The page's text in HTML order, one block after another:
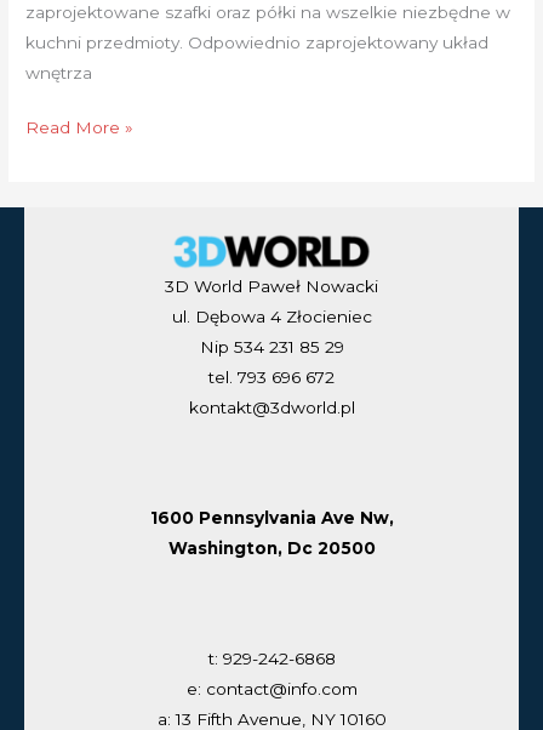
zaprojektowane szafki oraz półki na wszelkie niezbędne w
kuchni przedmioty. Odpowiednio zaprojektowany układ
wnętrza
Read More »
3D World Paweł Nowacki
ul. Dębowa 4 Złocieniec
Nip 534 231 85 29
tel. 793 696 672
kontakt@3dworld.pl
1600 Pennsylvania Ave Nw,
Washington, Dc 20500
t: 929-242-6868
e: contact@info.com
a: 13 Fifth Avenue, NY 10160